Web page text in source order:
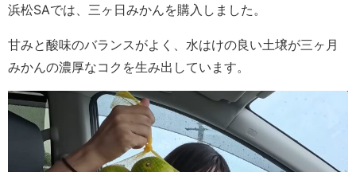
浜松SAでは、三ヶ日みかんを購入しました。
甘みと酸味のバランスがよく、水はけの良い土壌が三ヶ月
みかんの濃厚なコクを生み出しています。